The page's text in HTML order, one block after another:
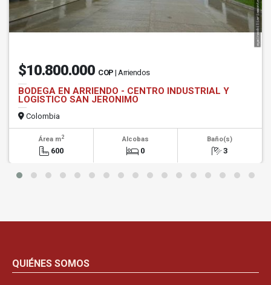
$10.800.000 COP | Arriendos
BODEGA EN ARRIENDO - CENTRO INDUSTRIAL Y
LOGISTICO SAN JERONIMO
Colombia
Área m2
600
Alcobas
0
Baño(s)
3
QUIÉNES SOMOS